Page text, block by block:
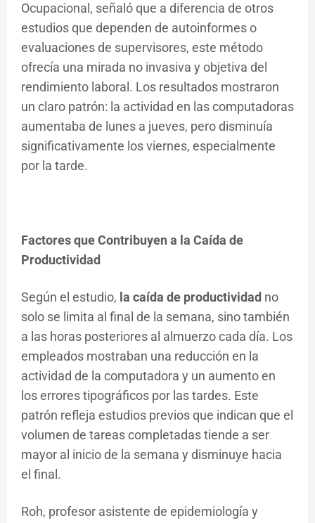
Ocupacional, señaló que a diferencia de otros
estudios que dependen de autoinformes o
evaluaciones de supervisores, este método
ofrecía una mirada no invasiva y objetiva del
rendimiento laboral. Los resultados mostraron
un claro patrón: la actividad en las computadoras
aumentaba de lunes a jueves, pero disminuía
significativamente los viernes, especialmente
por la tarde.
Factores que Contribuyen a la Caída de
Productividad
Según el estudio, la caída de productividad no
solo se limita al final de la semana, sino también
a las horas posteriores al almuerzo cada día. Los
empleados mostraban una reducción en la
actividad de la computadora y un aumento en
los errores tipográficos por las tardes. Este
patrón refleja estudios previos que indican que el
volumen de tareas completadas tiende a ser
mayor al inicio de la semana y disminuye hacia
el final.
Roh, profesor asistente de epidemiología y